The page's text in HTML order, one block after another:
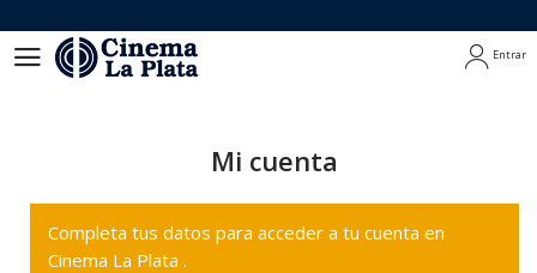
Entrar
Mi cuenta
Completa tus datos para acceder a tu cuenta en
Cinema La Plata .